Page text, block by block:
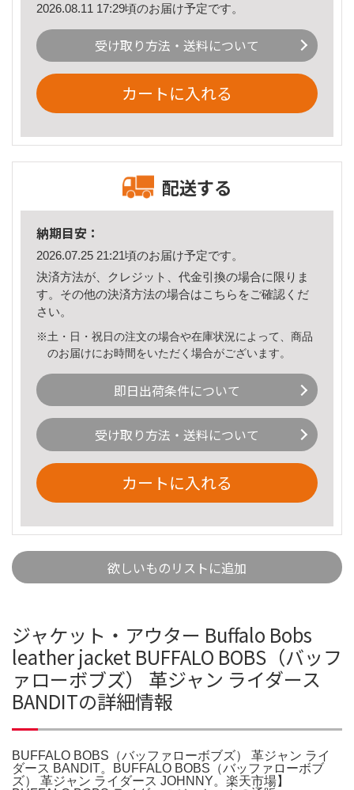
2026.08.11 17:29頃のお届け予定です。
受け取り方法・送料について
カートに入れる
配送する
納期目安：
2026.07.25 21:21頃のお届け予定です。
決済方法が、クレジット、代金引換の場合に限りま
す。その他の決済方法の場合はこちら をご確認くだ
さい。
※土・日・祝日の注文の場合や在庫状況によって、商品
のお届けにお時間をいただく場合がございます。
即日出荷条件について
受け取り方法・送料について
カートに入れる
欲しいものリストに追加
ジャケット・アウター Buffalo Bobs
leather jacket BUFFALO BOBS（バッフ
ァローボブズ） 革ジャン ライダース
BANDITの詳細情報
BUFFALO BOBS（バッファローボブズ） 革ジャン ライ
ダース BANDIT。BUFFALO BOBS（バッファローボブ
ズ） 革ジャン ライダース JOHNNY。楽天市場】